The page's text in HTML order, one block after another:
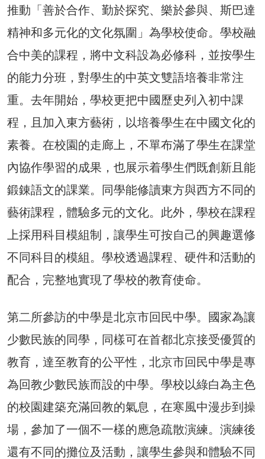
推動「善於合作、勤於探究、樂於參與、斯巴達
精神和多元化的文化氛圍」為學校使命。學校融
合中美的課程，將中文科設為必修科，並按學生
的能力分班，對學生的中英文雙語培養非常注
重。去年開始，學校更把中國歷史列入初中課
程，且加入東方藝術，以培養學生在中國文化的
素養。在校園的走廊上，不單布滿了學生在課堂
內協作學習的成果，也展示着學生們既創新且能
鍛錬語文的課業。同學能修讀東方與西方不同的
藝術課程，體驗多元的文化。此外，學校在課程
上採用科目模組制，讓學生可按自己的興趣選修
不同科目的模組。學校透過課程、硬件和活動的
配合，完整地實現了學校的教育使命。
第二所參訪的中學是北京市回民中學。國家為讓
少數民族的同學，同樣可在首都北京接受優質的
教育，達至教育的公平性，北京市回民中學是專
為回教少數民族而設的中學。學校以綠白為主色
的校園建築充滿回教的氣息，在寒風中漫步到操
場，參加了一個不一樣的應急疏散演練。演練後
還有不同的攤位及活動，讓學生參與和體驗不同